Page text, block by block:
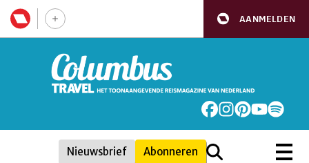
AANMELDEN
Nieuwsbrief Abonneren